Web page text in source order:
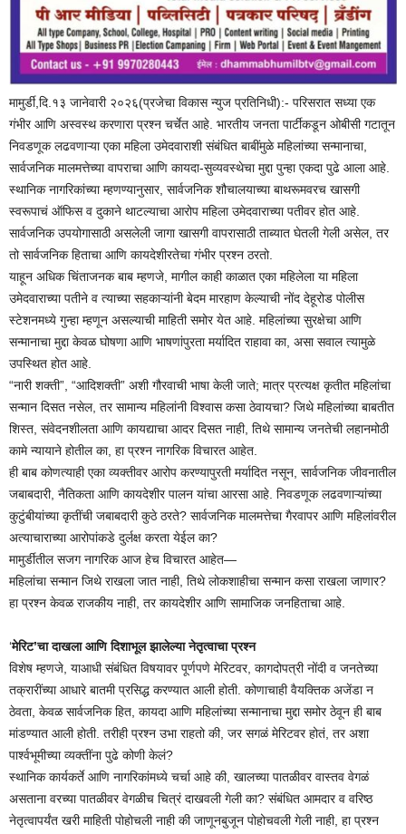
मामुर्डी,दि.१३ जानेवारी २०२६(प्रजेचा विकास न्युज प्रतिनिधी):- परिसरात सध्या एक
गंभीर आणि अस्वस्थ करणारा प्रश्न चर्चेत आहे. भारतीय जनता पार्टीकडून ओबीसी गटातून
निवडणूक लढवणाऱ्या एका महिला उमेदवाराशी संबंधित बाबींमुळे महिलांच्या सन्मानाचा,
सार्वजनिक मालमत्तेच्या वापराचा आणि कायदा-सुव्यवस्थेचा मुद्दा पुन्हा एकदा पुढे आला आहे.
स्थानिक नागरिकांच्या म्हणण्यानुसार, सार्वजनिक शौचालयाच्या बाथरूमवरच खासगी
स्वरूपाचं ऑफिस व दुकाने थाटल्याचा आरोप महिला उमेदवाराच्या पतीवर होत आहे.
सार्वजनिक उपयोगासाठी असलेली जागा खासगी वापरासाठी ताब्यात घेतली गेली असेल, तर
तो सार्वजनिक हिताचा आणि कायदेशीरतेचा गंभीर प्रश्न ठरतो.
याहून अधिक चिंताजनक बाब म्हणजे, मागील काही काळात एका महिलेला या महिला
उमेदवाराच्या पतीने व त्याच्या सहकाऱ्यांनी बेदम मारहाण केल्याची नोंद देहूरोड पोलीस
स्टेशनमध्ये गुन्हा म्हणून असल्याची माहिती समोर येत आहे. महिलांच्या सुरक्षेचा आणि
सन्मानाचा मुद्दा केवळ घोषणा आणि भाषणांपुरता मर्यादित राहावा का, असा सवाल त्यामुळे
उपस्थित होत आहे.
“नारी शक्ती”, “आदिशक्ती” अशी गौरवाची भाषा केली जाते; मात्र प्रत्यक्ष कृतीत महिलांचा
सन्मान दिसत नसेल, तर सामान्य महिलांनी विश्वास कसा ठेवायचा? जिथे महिलांच्या बाबतीत
शिस्त, संवेदनशीलता आणि कायद्याचा आदर दिसत नाही, तिथे सामान्य जनतेची लहानमोठी
कामे न्यायाने होतील का, हा प्रश्न नागरिक विचारत आहेत.
ही बाब कोणत्याही एका व्यक्तीवर आरोप करण्यापुरती मर्यादित नसून, सार्वजनिक जीवनातील
जबाबदारी, नैतिकता आणि कायदेशीर पालन यांचा आरसा आहे. निवडणूक लढवणाऱ्यांच्या
कुटुंबीयांच्या कृतींची जबाबदारी कुठे ठरते? सार्वजनिक मालमत्तेचा गैरवापर आणि महिलांवरील
अत्याचाराच्या आरोपांकडे दुर्लक्ष करता येईल का?
मामुर्डीतील सजग नागरिक आज हेच विचारत आहेत—
महिलांचा सन्मान जिथे राखला जात नाही, तिथे लोकशाहीचा सन्मान कसा राखला जाणार?
हा प्रश्न केवळ राजकीय नाही, तर कायदेशीर आणि सामाजिक जनहिताचा आहे.
‘मेरिट’चा दाखला आणि दिशाभूल झालेल्या नेतृत्वाचा प्रश्न
विशेष म्हणजे, याआधी संबंधित विषयावर पूर्णपणे मेरिटवर, कागदोपत्री नोंदी व जनतेच्या
तक्रारींच्या आधारे बातमी प्रसिद्ध करण्यात आली होती. कोणाचाही वैयक्तिक अजेंडा न
ठेवता, केवळ सार्वजनिक हित, कायदा आणि महिलांच्या सन्मानाचा मुद्दा समोर ठेवून ही बाब
मांडण्यात आली होती. तरीही प्रश्न उभा राहतो की, जर सगळं मेरिटवर होतं, तर अशा
पार्श्वभूमीच्या व्यक्तींना पुढे कोणी केलं?
स्थानिक कार्यकर्ते आणि नागरिकांमध्ये चर्चा आहे की, खालच्या पातळीवर वास्तव वेगळं
असताना वरच्या पातळीवर वेगळीच चित्रं दाखवली गेली का? संबंधित आमदार व वरिष्ठ
नेतृत्वापर्यंत खरी माहिती पोहोचली नाही की जाणूनबुजून पोहोचवली गेली नाही, हा प्रश्न